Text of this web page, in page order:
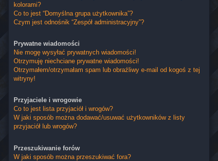
kolorami?
Co to jest “Domyślna grupa użytkownika”?
Czym jest odnośnik “Zespół administracyjny”?
Prywatne wiadomości
Nie mogę wysyłać prywatnych wiadomości!
Otrzymuję niechciane prywatne wiadomości!
Otrzymałem/otrzymałam spam lub obraźliwy e-mail od kogoś z tej
witryny!
Przyjaciele i wrogowie
Co to jest lista przyjaciół i wrogów?
W jaki sposób można dodawać/usuwać użytkowników z listy
przyjaciół lub wrogów?
Przeszukiwanie forów
W jaki sposób można przeszukiwać fora?